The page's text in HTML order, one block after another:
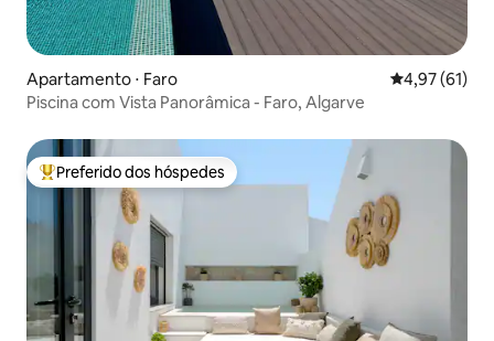
Apartamento ⋅ Faro 4,97 de uma
4,97 (61)
Piscina com Vista Panorâmica - Faro, Algarve
Entre os melhores preferidos dos hóspedes
Preferido dos hóspedes